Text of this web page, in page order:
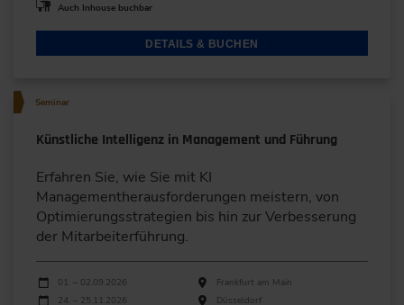
Auch Inhouse buchbar
DETAILS & BUCHEN
Seminar
Künstliche Intelligenz in Management und Führung
Erfahren Sie, wie Sie mit KI
Managementherausforderungen meistern, von
Optimierungsstrategien bis hin zur Verbesserung
der Mitarbeiterführung.
Durchführungen
Veranstaltungsdatum Veranstaltungsort
01. – 02.09.2026
Frankfurt am Main
24. – 25.11.2026
Düsseldorf